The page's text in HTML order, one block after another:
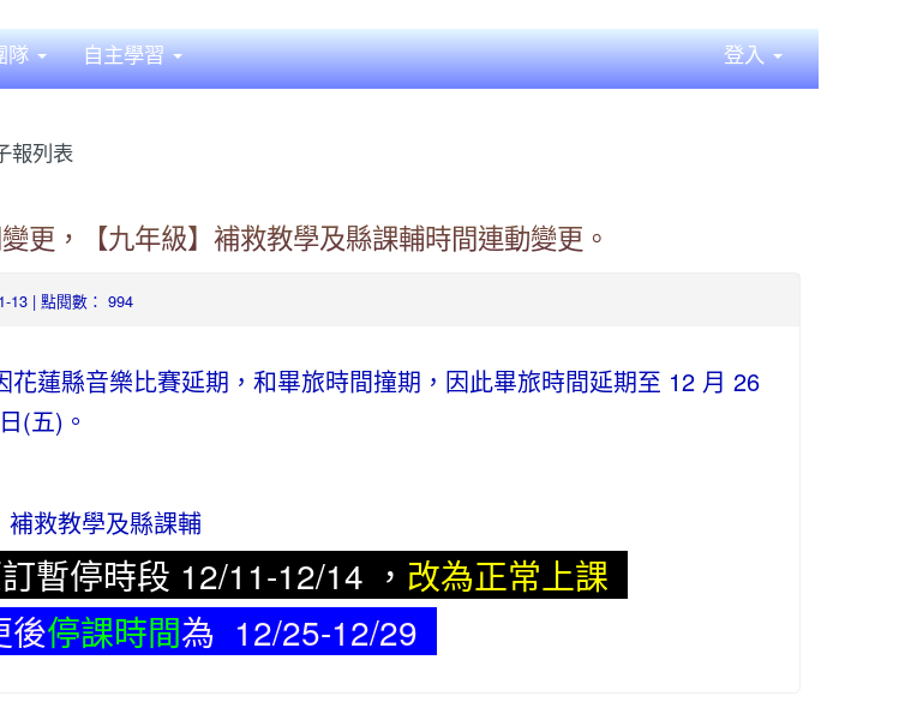
景設定
隊 自主學習 登入
報列表
更，【九年級】補救教學及縣課輔時間連動變更。
13 | 點閱數： 994
花蓮縣音樂比賽延期，和畢旅時間撞期，因此畢旅時間延期至 12 月 26
(五)。
補救教學及縣課輔
暫停時段 12/11-12/14 ， 改為正常上課
後停課時間為 12/25-12/29